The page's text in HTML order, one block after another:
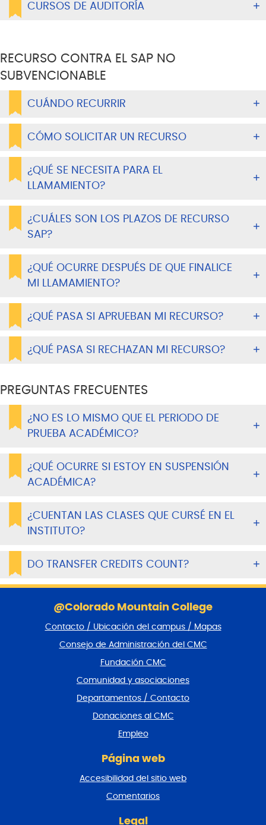
CURSOS DE AUDITORÍA
RECURSO CONTRA EL SAP NO
SUBVENCIONABLE
CUÁNDO RECURRIR
CÓMO SOLICITAR UN RECURSO
¿QUÉ SE NECESITA PARA EL
LLAMAMIENTO?
¿CUÁLES SON LOS PLAZOS DE RECURSO
SAP?
¿QUÉ OCURRE DESPUÉS DE QUE FINALICE
MI LLAMAMIENTO?
¿QUÉ PASA SI APRUEBAN MI RECURSO?
¿QUÉ PASA SI RECHAZAN MI RECURSO?
PREGUNTAS FRECUENTES
¿NO ES LO MISMO QUE EL PERIODO DE
PRUEBA ACADÉMICO?
¿QUÉ OCURRE SI ESTOY EN SUSPENSIÓN
ACADÉMICA?
¿CUENTAN LAS CLASES QUE CURSÉ EN EL
INSTITUTO?
DO TRANSFER CREDITS COUNT?
@Colorado Mountain College
Contacto / Ubicación del campus / Mapas
Consejo de Administración del CMC
Fundación CMC
Comunidad y asociaciones
Departamentos / Contacto
Donaciones al CMC
Empleo
Página web
Accesibilidad del sitio web
Comentarios
Legal